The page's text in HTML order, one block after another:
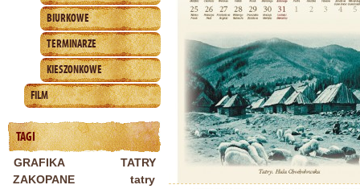
BIURKOWE
TERMINARZE
KIESZONKOWE
FILM
TAGI
GRAFIKA TATRY
ZAKOPANE
tatry